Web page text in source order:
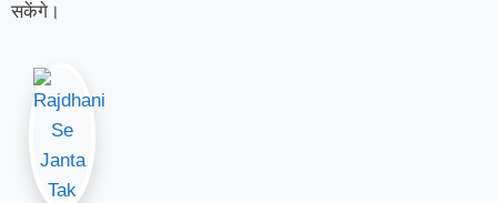
सकेंगे।